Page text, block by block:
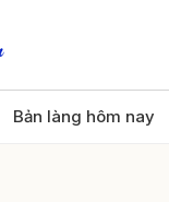
Bản làng hôm nay
bình luận